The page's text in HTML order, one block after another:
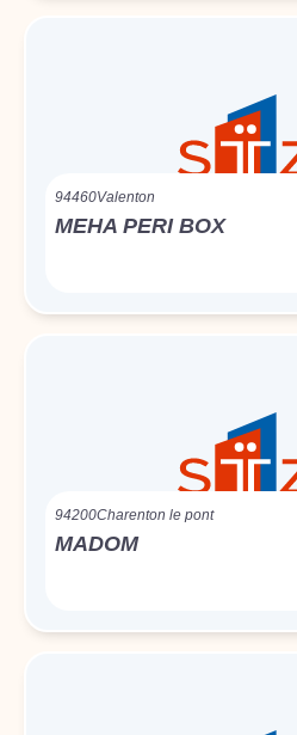
94460Valenton
MEHA PERI BOX
94200Charenton le pont
MADOM